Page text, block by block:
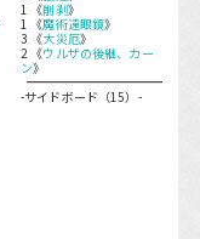
1 《削剥》
1 《魔術遠眼鏡》
3 《大災厄》
2 《ウルザの後継、カー
ン》
-サイドボード（15）-